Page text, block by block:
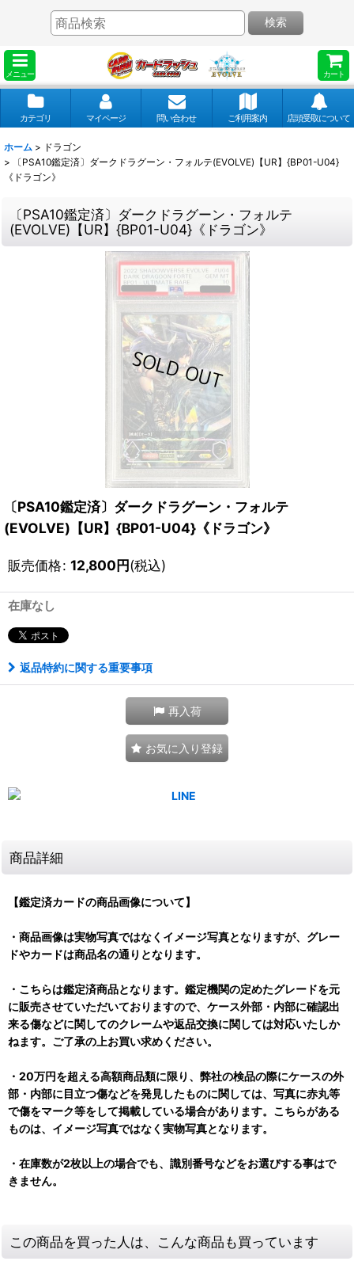
メニュー カート
検索
カテゴリ マイページ 問い合わせ ご利用案内 店頭受取について
ホーム > ドラゴン
>
〔PSA10鑑定済〕ダークドラグーン・フォルテ(EVOLVE)【UR】{BP01-U04}
《ドラゴン》
〔PSA10鑑定済〕ダークドラグーン・フォルテ
(EVOLVE)【UR】{BP01-U04}《ドラゴン》
〔PSA10鑑定済〕ダークドラグーン・フォルテ
(EVOLVE)【UR】{BP01-U04}《ドラゴン》
販売価格: 12,800円(税込)
在庫なし
返品特約に関する重要事項
再入荷
お気に入り登録
商品詳細
【鑑定済カードの商品画像について】
・商品画像は実物写真ではなくイメージ写真となりますが、グレー
ドやカードは商品名の通りとなります。
・こちらは鑑定済商品となります。鑑定機関の定めたグレードを元
に販売させていただいておりますので、ケース外部・内部に確認出
来る傷などに関してのクレームや返品交換に関しては対応いたしか
ねます。ご了承の上お買い求めください。
・20万円を超える高額商品類に限り、弊社の検品の際にケースの外
部・内部に目立つ傷などを発見したものに関しては、写真に赤丸等
で傷をマーク等をして掲載している場合があります。こちらがある
ものは、イメージ写真ではなく実物写真となります。
・在庫数が2枚以上の場合でも、識別番号などをお選びする事はで
きません。
この商品を買った人は、こんな商品も買っています